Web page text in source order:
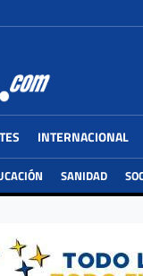
INTERNACIONAL
SANIDAD